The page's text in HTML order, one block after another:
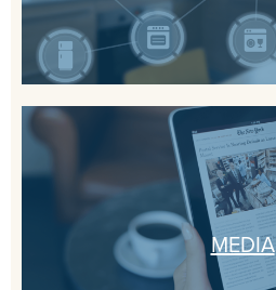
MEDIA